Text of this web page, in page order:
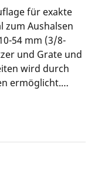
für exakte
zum Aushalsen
54 mm (3/8-
und Grate und
wird durch
ermöglicht.